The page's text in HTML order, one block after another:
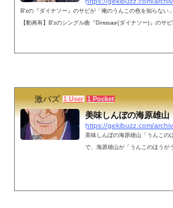
B'zの『ダイナソー』のサビが「俺のうんこの色を知らない
【動画有】B'zのシングル曲『Dinosaur(ダイナソー)』のサ
激バズ 1 User 1 Pocket
美味しんぼの海原雄山
https://gekibuzz.com/
美味しんぼの海原雄山「うんこの
で、海原雄山が「うんこのほうが